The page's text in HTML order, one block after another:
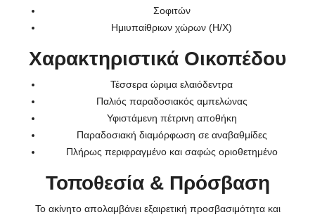
Σοφιτών
Ημιυπαίθριων χώρων (Η/Χ)
Χαρακτηριστικά Οικοπέδου
Τέσσερα ώριμα ελαιόδεντρα
Παλιός παραδοσιακός αμπελώνας
Υφιστάμενη πέτρινη αποθήκη
Παραδοσιακή διαμόρφωση σε αναβαθμίδες
Πλήρως περιφραγμένο και σαφώς οριοθετημένο
Τοποθεσία & Πρόσβαση
Το ακίνητο απολαμβάνει εξαιρετική προσβασιμότητα και